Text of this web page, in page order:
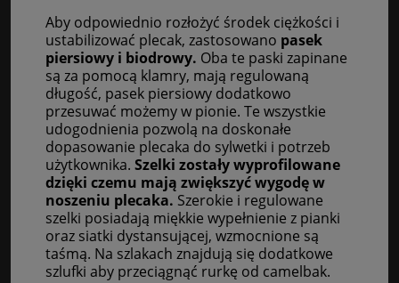
Aby odpowiednio rozłożyć środek ciężkości i
ustabilizować plecak, zastosowano pasek
piersiowy i biodrowy. Oba te paski zapinane
są za pomocą klamry, mają regulowaną
długość, pasek piersiowy dodatkowo
przesuwać możemy w pionie. Te wszystkie
udogodnienia pozwolą na doskonałe
dopasowanie plecaka do sylwetki i potrzeb
użytkownika. Szelki zostały wyprofilowane
dzięki czemu mają zwiększyć wygodę w
noszeniu plecaka. Szerokie i regulowane
szelki posiadają miękkie wypełnienie z pianki
oraz siatki dystansującej, wzmocnione są
taśmą. Na szlakach znajdują się dodatkowe
szlufki aby przeciągnąć rurkę od camelbak.